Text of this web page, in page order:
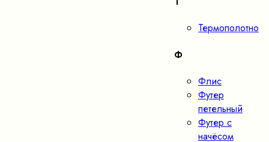
Термополотно
Ф
Флис
Футер
петельный
Футер с
начёсом